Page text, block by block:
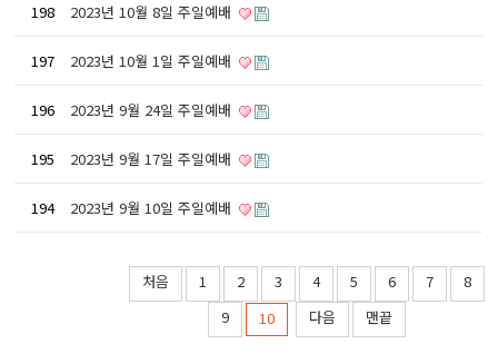
198 2023년 10월 8일 주일예배
197 2023년 10월 1일 주일예배
196 2023년 9월 24일 주일예배
195 2023년 9월 17일 주일예배
194 2023년 9월 10일 주일예배
처음 1 2 3 4 5 6 7
8
9
10 다음 맨끝